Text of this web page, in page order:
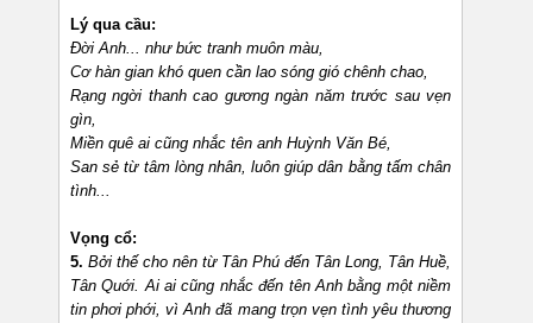
Lý qua cầu:
Đời Anh... như bức tranh muôn màu,
Cơ hàn gian khó quen cần lao sóng gió chênh chao,
Rạng ngời thanh cao gương ngàn năm trước sau vẹn
gìn,
Miền quê ai cũng nhắc tên anh Huỳnh Văn Bé,
San sẻ từ tâm lòng nhân, luôn giúp dân bằng tấm chân
tình...
Vọng cổ:
5. Bởi thế cho nên từ Tân Phú đến Tân Long, Tân Huề,
Tân Quới. Ai ai cũng nhắc đến tên Anh bằng một niềm
tin phơi phới, vì Anh đã mang trọn vẹn tình yêu thương